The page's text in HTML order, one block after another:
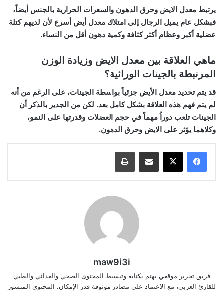
يرتبط معدل الايض وحرق الدهون والسعرات الحرارية بالجنس أيضاً،
فبشكل عام يميل الرجال إلى امتلاك معدل أيض أسرع لأن لديهم كتلة
عضلية أكبر وعظام أكثر كثافة وكمية دهون أقل من النساء.
ماهي العلاقة بين معدل الايض وزيادة الوزن
المرتبطة بالجينات الوراثية؟
قد يتم تحديد معدل الأيض جزئياً بواسطة الجينات، على الرغم من أنه
لم يتم فهم هذه العلاقة بشكل كامل بعد. لكن من الجدير بالذكر أن
الجينات تلعب دوراُ مهماً في حجم العضلات وقدرتها على النمو،
وكلاهما يؤثر على الايض وحرق الدهون.
مشاركة عبر البريد طباعة
maw9i3i
فريق تحرير موقعي يهتم بكتابة وتبسيط المحتوى الصحي والغذائي والطبي
للقارئ العربي، مع الاعتماد على مصادر موثوقة قدر الإمكان. المحتوى المنشور